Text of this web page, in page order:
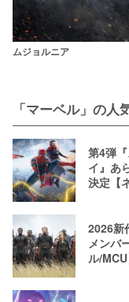
ムジョルニア
「マーベル」の人
第4弾
イ』あ
決定【
2026新
メンバ
ル/MCU